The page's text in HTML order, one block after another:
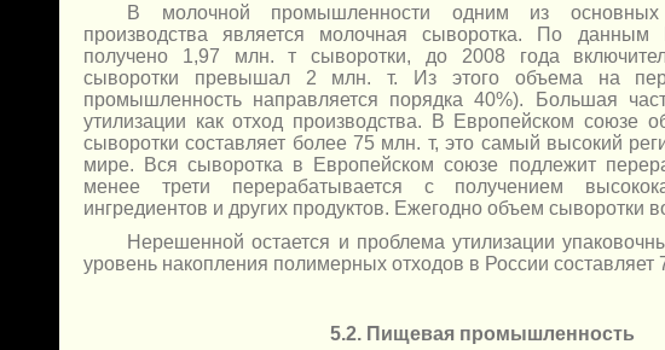
В молочной промышленности одним из основных
производства является молочная сыворотка. По данным
получено 1,97 млн. т сыворотки, до 2008 года
сыворотки превышал 2 млн. т. Из этого объема на
промышленность направляется порядка 40%). Большая
утилизации как отход производства. В Европейском союзе
сыворотки составляет более 75 млн. т, это самый высокий
мире. Вся сыворотка в Европейском союзе подлежит
менее трети перерабатывается с получением
ингредиентов и других продуктов. Ежегодно объем сыворотки
Нерешенной остается и проблема утилизации
уровень накопления полимерных отходов в России составляет
5.2. Пищевая промышленность